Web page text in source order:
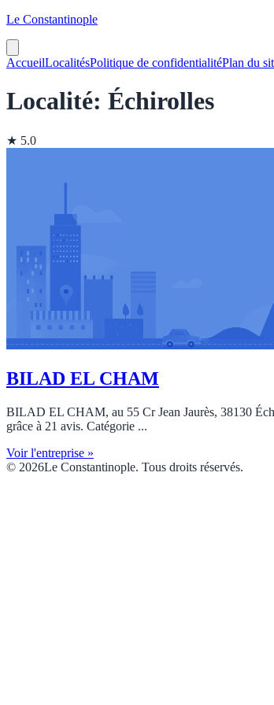
Le Constantinople
AccueilLocalitésPolitique de confidentialitéPlan du
Localité: Échirolles
★ 5.0
BILAD EL CHAM
BILAD EL CHAM, au 55 Cr Jean Jaurès, 38130
grâce à 21 avis. Catégorie ...
Voir l'entreprise »
© 2026Le Constantinople. Tous droits réservés.